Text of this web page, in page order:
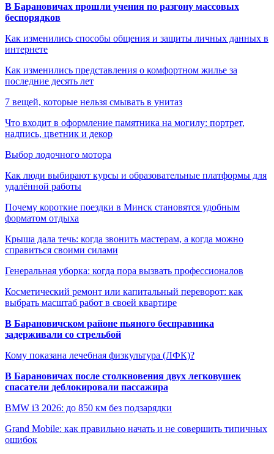
В Барановичах прошли учения по разгону массовых
беспорядков
Как изменились способы общения и защиты личных данных в
интернете
Как изменились представления о комфортном жилье за
последние десять лет
7 вещей, которые нельзя смывать в унитаз
Что входит в оформление памятника на могилу: портрет,
надпись, цветник и декор
Выбор лодочного мотора
Как люди выбирают курсы и образовательные платформы для
удалённой работы
Почему короткие поездки в Минск становятся удобным
форматом отдыха
Крыша дала течь: когда звонить мастерам, а когда можно
справиться своими силами
Генеральная уборка: когда пора вызвать профессионалов
Косметический ремонт или капитальный переворот: как
выбрать масштаб работ в своей квартире
В Барановичском районе пьяного бесправника
задерживали со стрельбой
Кому показана лечебная физкультура (ЛФК)?
В Барановичах после столкновения двух легковушек
спасатели деблокировали пассажира
BMW i3 2026: до 850 км без подзарядки
Grand Mobile: как правильно начать и не совершить типичных
ошибок